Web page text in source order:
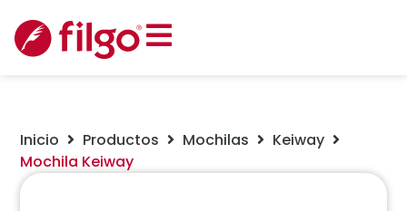
Inicio Productos Mochilas
Keiway
Mochila Keiway